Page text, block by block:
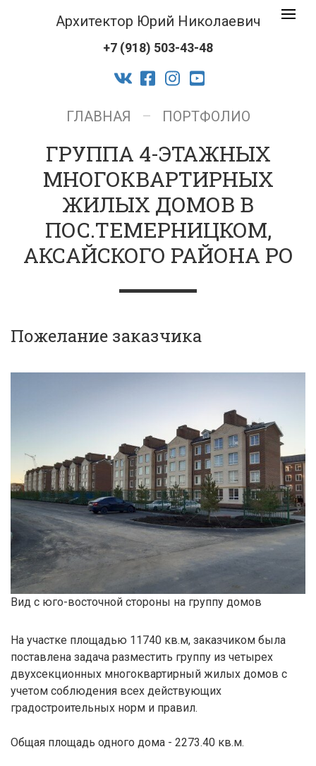
+7 (918) 503-43-48
vk
facebook-instagramyoutube
Toggle
ГЛАВНАЯ ПОРТФОЛИО
ГРУППА 4-ЭТАЖНЫХ
МНОГОКВАРТИРНЫХ
ЖИЛЫХ ДОМОВ В
ПОС.ТЕМЕРНИЦКОМ,
АКСАЙСКОГО РАЙОНА РО
Пожелание заказчика
Вид с юго-восточной стороны на группу домов
На участке площадью 11740 кв.м, заказчиком была
поставлена задача разместить группу из четырех
двухсекционных многоквартирный жилых домов с
учетом соблюдения всех действующих
градостроительных норм и правил.
Общая площадь одного дома - 2273.40 кв.м.